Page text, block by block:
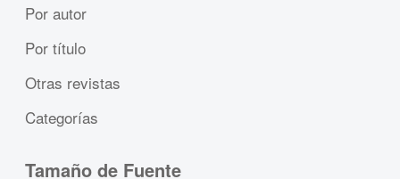
Por autor
Por título
Otras revistas
Categorías
Tamaño de Fuente